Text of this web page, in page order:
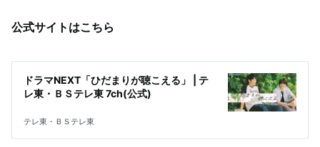
公式サイトはこちら
ドラマNEXT「ひだまりが聴こえる」 | テ
レ東・ＢＳテレ東 7ch(公式)
テレ東・ＢＳテレ東